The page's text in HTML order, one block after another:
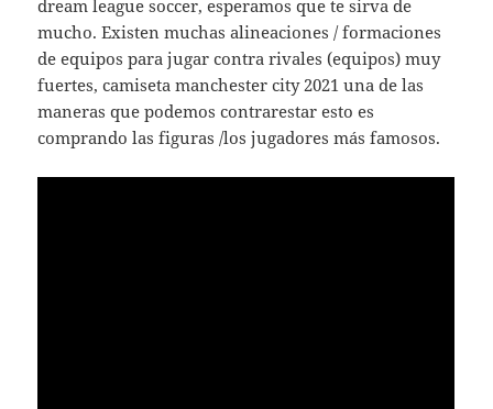
dream league soccer, esperamos que te sirva de
mucho. Existen muchas alineaciones / formaciones
de equipos para jugar contra rivales (equipos) muy
fuertes, camiseta manchester city 2021 una de las
maneras que podemos contrarestar esto es
comprando las figuras /los jugadores más famosos.